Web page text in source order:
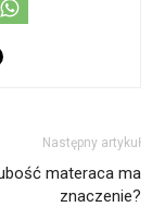
Następny artykuł
materaca ma
znaczenie?